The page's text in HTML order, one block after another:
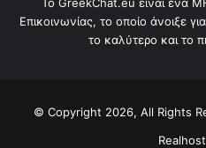
Επικοινωνίας, το οποίο άνοιξε
το καλύτερο και το
© Copyright 2026, All Rights